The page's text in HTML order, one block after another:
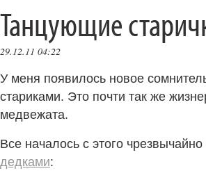
Танцующие
29.12.11 04:22
У меня появилось новое
стариками. Это почти так же
медвежата.
Все началось с этого
дедками: